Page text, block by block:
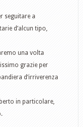
seguitare a
d’alcun tipo,
una volta
grazie per
d’irriverenza
in particolare,